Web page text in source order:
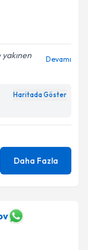
Devamı
Haritada Göster
Daha Fazla